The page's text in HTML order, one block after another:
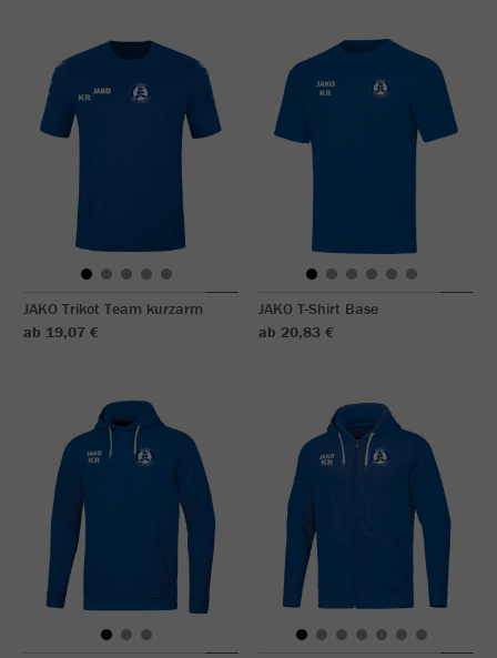
JAKO Trikot Team kurzarm
ab 19,07 €
JAKO T-Shirt Base
ab 20,83 €